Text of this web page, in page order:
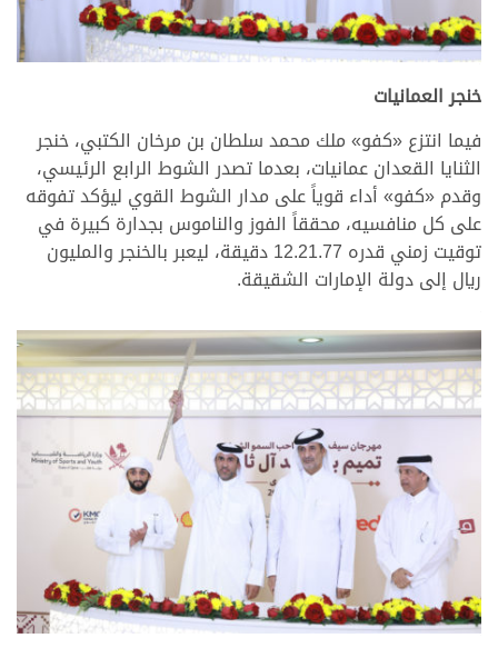
خنجر العمانيات
فيما انتزع «كفو» ملك محمد سلطان بن مرخان الكتبي، خنجر
الثنايا القعدان عمانيات، بعدما تصدر الشوط الرابع الرئيسي،
وقدم «كفو» أداء قوياً على مدار الشوط القوي ليؤكد تفوقه
على كل منافسيه، محققاً الفوز والناموس بجدارة كبيرة في
توقيت زمني قدره 12.21.77 دقيقة، ليعبر بالخنجر والمليون
ريال إلى دولة الإمارات الشقيقة.
.